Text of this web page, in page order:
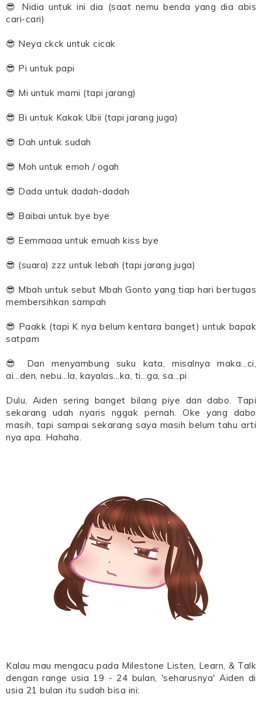
😎 Nidia untuk ini dia (saat nemu benda yang dia abis
cari-cari)
😎 Neya ckck untuk cicak
😎 Pi untuk papi
😎 Mi untuk mami (tapi jarang)
😎 Bi untuk Kakak Ubii (tapi jarang juga)
😎 Dah untuk sudah
😎 Moh untuk emoh / ogah
😎 Dada untuk dadah-dadah
😎 Baibai untuk bye bye
😎 Eemmaaa untuk emuah kiss bye
😎 (suara) zzz untuk lebah (tapi jarang juga)
😎 Mbah untuk sebut Mbah Gonto yang tiap hari bertugas
membersihkan sampah
😎 Paakk (tapi K nya belum kentara banget) untuk bapak
satpam
😎 Dan menyambung suku kata, misalnya maka...ci,
ai...den, nebu...la, kayalas...ka, ti...ga, sa...pi
Dulu, Aiden sering banget bilang piye dan dabo. Tapi
sekarang udah nyaris nggak pernah. Oke yang dabo
masih, tapi sampai sekarang saya masih belum tahu arti
nya apa. Hahaha.
Kalau mau mengacu pada Milestone Listen, Learn, & Talk
dengan range usia 19 - 24 bulan, 'seharusnya' Aiden di
usia 21 bulan itu sudah bisa ini: